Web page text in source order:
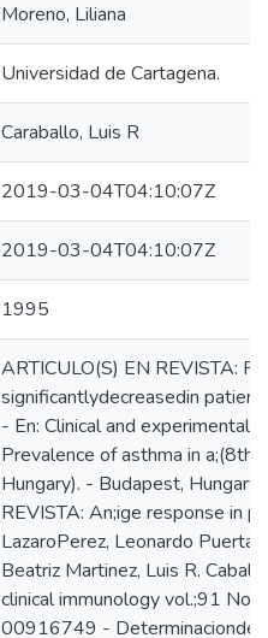
Moreno, Liliana
Universidad de Cartagena.
Caraballo, Luis R
2019-03-04T04:10:07Z
2019-03-04T04:10:07Z
1995
ARTICULO(S) EN REVISTA:
significantlydecreasedin
- En: Clinical and
Prevalence of asthma in
Hungary). - Budapest,
REVISTA: An;ige response in
LazaroPerez, Leonardo Puerta,
Beatriz Martinez, Luis R.
clinical immunology vol.;91 No
00916749 - Determinacionde